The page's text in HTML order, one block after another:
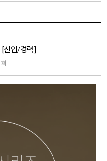
[신입/경력]